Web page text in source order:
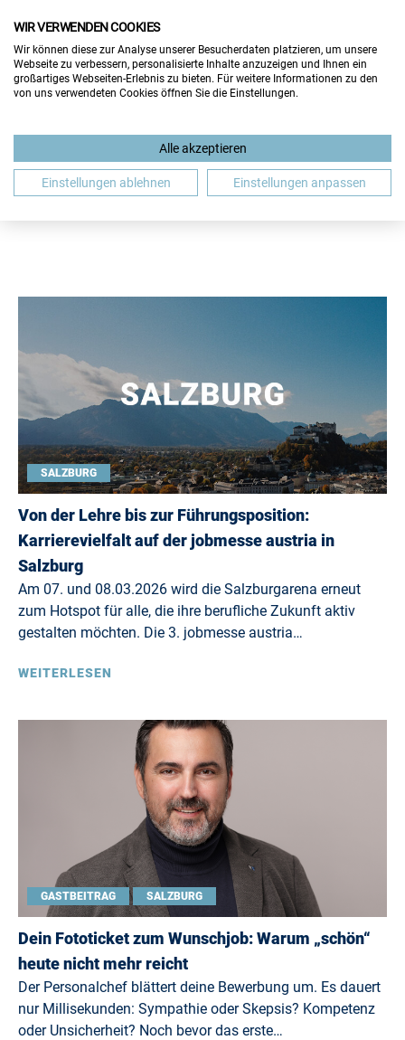
BEWERBUNG GASTBEITRAG GEHALT
JOBMESSE JOBSUCHE SALZBURG WIEN
SALZBURG
Von der Lehre bis zur Führungsposition:
Karrierevielfalt auf der jobmesse austria in
Salzburg
Am 07. und 08.03.2026 wird die Salzburgarena erneut
zum Hotspot für alle, die ihre berufliche Zukunft aktiv
gestalten möchten. Die 3. jobmesse austria…
WEITERLESEN
GASTBEITRAG SALZBURG
Dein Fototicket zum Wunschjob: Warum „schön“
heute nicht mehr reicht
Der Personalchef blättert deine Bewerbung um. Es dauert
nur Millisekunden: Sympathie oder Skepsis? Kompetenz
oder Unsicherheit? Noch bevor das erste…
WIR VERWENDEN COOKIES
Wir können diese zur Analyse unserer Besucherdaten platzieren, um unsere
Webseite zu verbessern, personalisierte Inhalte anzuzeigen und Ihnen ein
großartiges Webseiten-Erlebnis zu bieten. Für weitere Informationen zu den
von uns verwendeten Cookies öffnen Sie die Einstellungen.
Alle akzeptieren
Einstellungen ablehnen Einstellungen anpassen